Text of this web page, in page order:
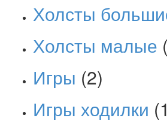
Холсты
Холсты малые
Игры (2)
Игры ходилки